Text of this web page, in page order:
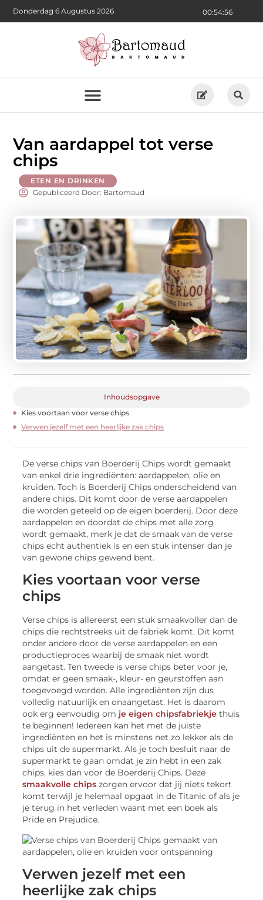
00:54:57
Donderdag 6 Augustus 2026
Van aardappel tot verse
chips
ETEN EN DRINKEN
Gepubliceerd Door: Bartomaud
Inhoudsopgave
Kies voortaan voor verse chips
Verwen jezelf met een heerlijke zak chips
De verse chips van Boerderij Chips wordt gemaakt
van enkel drie ingrediënten: aardappelen, olie en
kruiden. Toch is Boerderij Chips onderscheidend van
andere chips. Dit komt door de verse aardappelen
die worden geteeld op de eigen boerderij. Door deze
aardappelen en doordat de chips met alle zorg
wordt gemaakt, merk je dat de smaak van de verse
chips echt authentiek is en een stuk intenser dan je
van gewone chips gewend bent.
Kies voortaan voor verse
chips
Verse chips is allereerst een stuk smaakvoller dan de
chips die rechtstreeks uit de fabriek komt. Dit komt
onder andere door de verse aardappelen en een
productieproces waarbij de smaak niet wordt
aangetast. Ten tweede is verse chips beter voor je,
omdat er geen smaak-, kleur- en geurstoffen aan
toegevoegd worden. Alle ingrediënten zijn dus
volledig natuurlijk en onaangetast. Het is daarom
ook erg eenvoudig om je eigen chipsfabriekje thuis
te beginnen! Iedereen kan het met de juiste
ingrediënten en het is minstens net zo lekker als de
chips uit de supermarkt. Als je toch besluit naar de
supermarkt te gaan omdat je zin hebt in een zak
chips, kies dan voor de Boerderij Chips. Deze
smaakvolle chips zorgen ervoor dat jij niets tekort
komt terwijl je helemaal opgaat in de Titanic of als je
je terug in het verleden waant met een boek als
Pride en Prejudice.
Verwen jezelf met een
heerlijke zak chips